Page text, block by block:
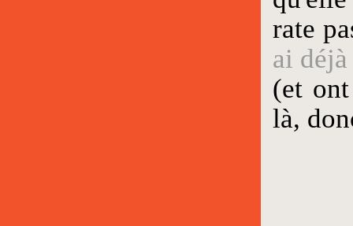
rate
ai
(et
là,